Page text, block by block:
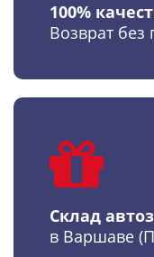
100%
Возврат без
Склад
в Варшаве